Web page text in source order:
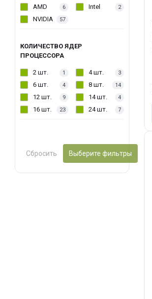
AMD 6 Intel 2
NVIDIA 57
КОЛИЧЕСТВО ЯДЕР
ПРОЦЕССОРА
2 шт. 1 4 шт. 3
6 шт. 4 8 шт. 14
12 шт. 9 14 шт. 4
16 шт. 23 24 шт. 7
Сбросить Выберите фильтры